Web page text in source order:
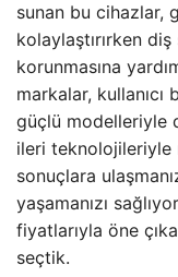
sunan bu cihazlar,
kolaylaştırırken
korunmasına
markalar,
güçlü modelleriyle
ileri teknolojileriyle
sonuçlara
yaşamanızı
fiyatlarıyla öne
seçtik.